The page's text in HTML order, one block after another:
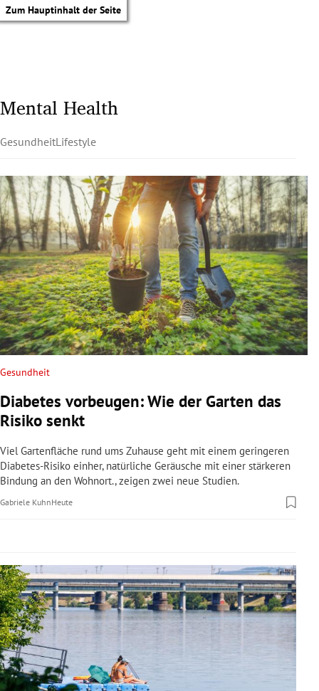
Zum Hauptinhalt der Seite
Untermenü
Untermenü
Untermenü
Untermenü
Untermenü
Untermenü
Untermenü
Untermenü
Mental Health
GesundheitLifestyle
Gesundheit
Diabetes vorbeugen: Wie der Garten das
Risiko senkt
Viel Gartenfläche rund ums Zuhause geht mit einem geringeren
Diabetes-Risiko einher, natürliche Geräusche mit einer stärkeren
Bindung an den Wohnort., zeigen zwei neue Studien.
Gabriele KuhnHeute